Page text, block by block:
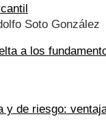
Soto González
a los
y de riesgo: